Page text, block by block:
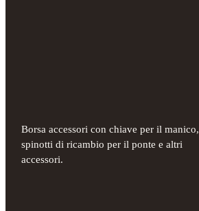
Borsa accessori con chiave per il manico,
spinotti di ricambio per il ponte e altri
accessori.